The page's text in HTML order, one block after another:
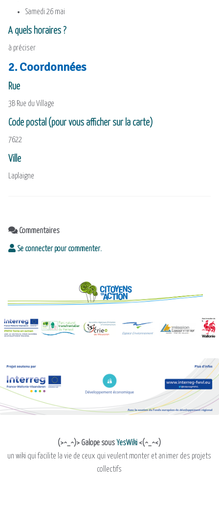
Samedi 26 mai
A quels horaires ?
à préciser
2. Coordonnées
Rue
3B Rue du Village
Code postal (pour vous afficher sur la carte)
7622
Ville
Laplaigne
Commentaires
Se connecter pour commenter.
(>^_^)> Galope sous YesWiki <(^_^<)
un wiki qui facilite la vie de ceux qui veulent monter et animer des projets
collectifs